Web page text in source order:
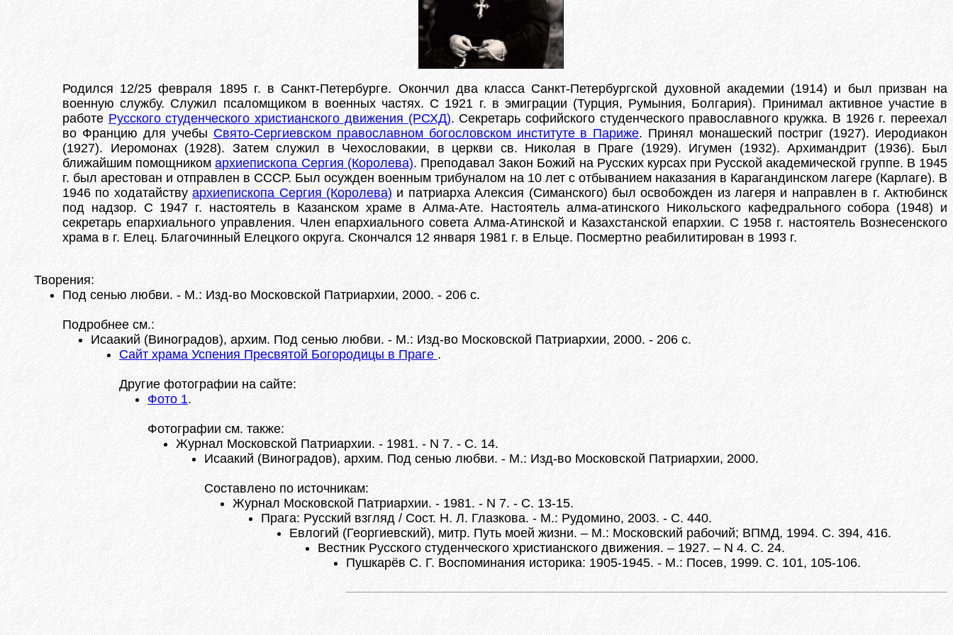
Родился 12/25 февраля 1895 г. в Санкт-Петербурге. Окончил два класса Санкт-Петербургской духовной академии (1914) и был призван на
военную службу. Служил псаломщиком в военных частях. С 1921 г. в эмиграции (Турция, Румыния, Болгария). Принимал активное участие в
работе Русского студенческого христианского движения (РСХД). Секретарь софийского студенческого православного кружка. В 1926 г. переехал
во Францию для учебы Свято-Сергиевском православном богословском институте в Париже. Принял монашеский постриг (1927). Иеродиакон
(1927). Иеромонах (1928). Затем служил в Чехословакии, в церкви св. Николая в Праге (1929). Игумен (1932). Архимандрит (1936). Был
ближайшим помощникомархиепископа Сергия (Королева). Преподавал Закон Божий на Русских курсах при Русской академической группе. В 1945
г. был арестован и отправлен в СССР. Был осужден военным трибуналом на 10 лет с отбыванием наказания в Карагандинском лагере (Карлаге). В
1946 по ходатайствуархиепископа Сергия (Королева) и патриарха Алексия (Симанского) был освобожден из лагеря и направлен в г. Актюбинск
под надзор. С 1947 г. настоятель в Казанском храме в Алма-Ате. Настоятель алма-атинского Никольского кафедрального собора (1948) и
секретарь епархиального управления. Член епархиального совета Алма-Атинской и Казахстанской епархии. С 1958 г. настоятель Вознесенского
храма в г. Елец. Благочинный Елецкого округа. Скончался 12 января 1981 г. в Ельце. Посмертно реабилитирован в 1993 г.
Творения:
Под сенью любви. - М.: Изд-во Московской Патриархии, 2000. - 206 с.
Подробнее см.:
Исаакий (Виноградов), архим. Под сенью любви. - М.: Изд-во Московской Патриархии, 2000. - 206 с.
Сайт храма Успения Пресвятой Богородицы в Праге .
Другие фотографии на сайте:
Фото 1.
Фотографии см. также:
Журнал Московской Патриархии. - 1981. - N 7. - С. 14.
Исаакий (Виноградов), архим. Под сенью любви. - М.: Изд-во Московской Патриархии, 2000.
Составлено по источникам:
Журнал Московской Патриархии. - 1981. - N 7. - С. 13-15.
Прага: Русский взгляд / Сост. Н. Л. Глазкова. - М.: Рудомино, 2003. - С. 440.
Евлогий (Георгиевский), митр. Путь моей жизни. – М.: Московский рабочий; ВПМД, 1994. С. 394, 416.
Вестник Русского студенческого христианского движения. – 1927. – N 4. С. 24.
Пушкарёв С. Г. Воспоминания историка: 1905-1945. - М.: Посев, 1999. С. 101, 105-106.